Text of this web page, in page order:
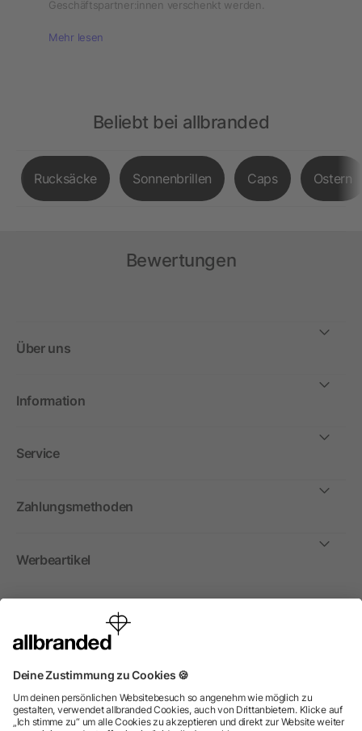
Geschäftspartner:innen verschenkt werden.
Mehr lesen
Beliebt bei allbranded
Rucksäcke Sonnenbrillen Caps Ostern
Bewertungen
Über uns
Information
Service
Zahlungsmethoden
Werbeartikel
International